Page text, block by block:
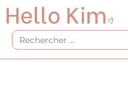
Aller
au
contenu
Rechercher